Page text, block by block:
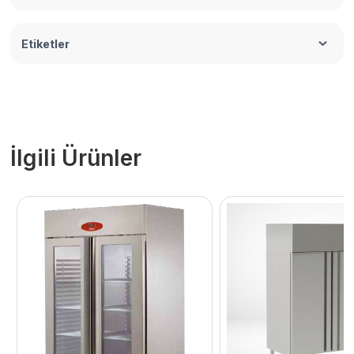
Etiketler
İlgili Ürünler